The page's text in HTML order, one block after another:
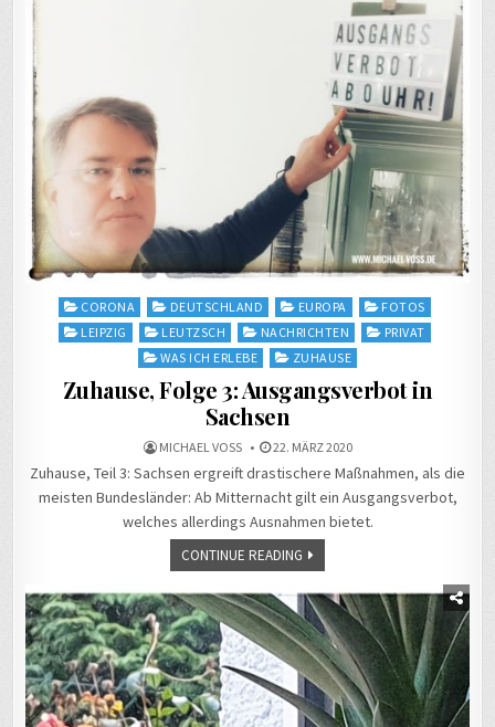
Posted
in
CORONA DEUTSCHLAND EUROPA
FOTOS
LEIPZIG
LEUTZSCH NACHRICHTEN
PRIVAT
WAS ICH ERLEBE
ZUHAUSE
Zuhause, Folge 3: Ausgangsverbot in
Sachsen
MICHAEL VOSS 22. MÄRZ 2020
Zuhause, Teil 3: Sachsen ergreift drastischere Maßnahmen, als die
meisten Bundesländer: Ab Mitternacht gilt ein Ausgangsverbot,
welches allerdings Ausnahmen bietet.
CONTINUE READING